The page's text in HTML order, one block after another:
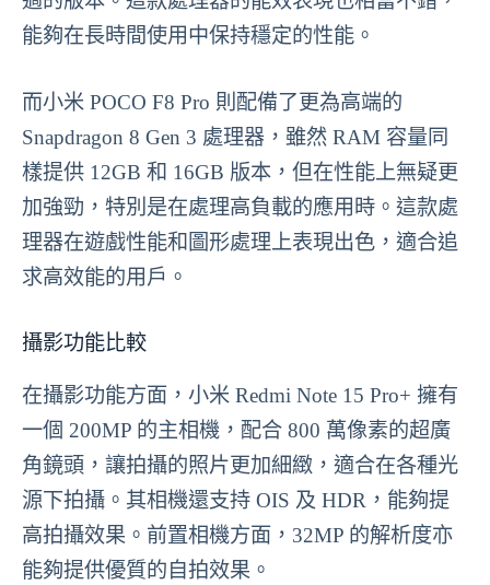
能夠在長時間使用中保持穩定的性能。
而小米 POCO F8 Pro 則配備了更為高端的
Snapdragon 8 Gen 3 處理器，雖然 RAM 容量同
樣提供 12GB 和 16GB 版本，但在性能上無疑更
加強勁，特別是在處理高負載的應用時。這款處
理器在遊戲性能和圖形處理上表現出色，適合追
求高效能的用戶。
攝影功能比較
在攝影功能方面，小米 Redmi Note 15 Pro+ 擁有
一個 200MP 的主相機，配合 800 萬像素的超廣
角鏡頭，讓拍攝的照片更加細緻，適合在各種光
源下拍攝。其相機還支持 OIS 及 HDR，能夠提
高拍攝效果。前置相機方面，32MP 的解析度亦
能夠提供優質的自拍效果。